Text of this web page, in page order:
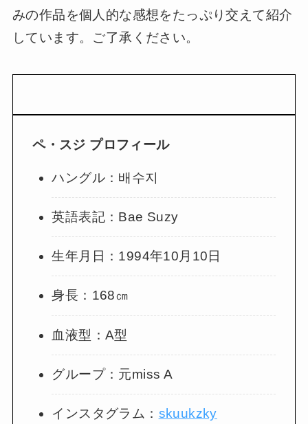
みの作品を個人的な感想をたっぷり交えて紹介
しています。ご了承ください。
ペ・スジ プロフィール
ハングル：배수지
英語表記：Bae Suzy
生年月日：1994年10月10日
身長：168㎝
血液型：A型
グループ：元miss A
インスタグラム： skuukzky